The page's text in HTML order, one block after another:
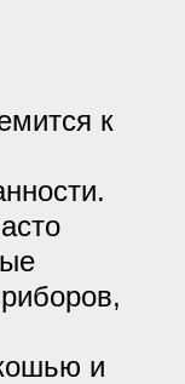
к
и